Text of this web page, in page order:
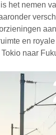
het nemen
en
naar